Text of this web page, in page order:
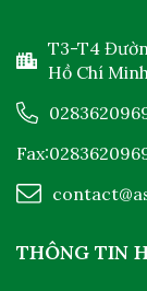
T3-T4
Hồ Chí
THÔNG TIN